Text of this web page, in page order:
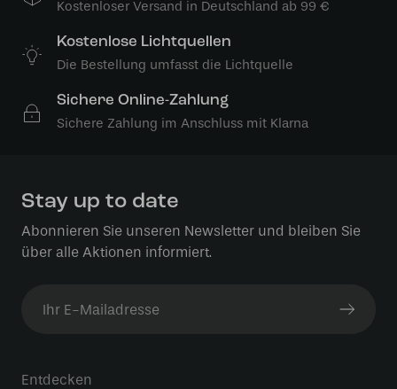
Kostenloser Versand in Deutschland ab 99 €
Kostenlose Lichtquellen
Die Bestellung umfasst die Lichtquelle
Sichere Online-Zahlung
Sichere Zahlung im Anschluss mit Klarna
Stay up to date
Abonnieren Sie unseren Newsletter und bleiben Sie
über alle Aktionen informiert.
Entdecken